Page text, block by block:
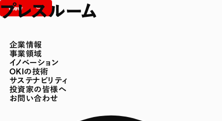
企業情報
事業領域
イノベーション
OKIの技術
サステナビリティ
投資家の皆様へ
お問い合わせ
プレスルーム